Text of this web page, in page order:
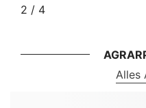
2 / von
4
Alles